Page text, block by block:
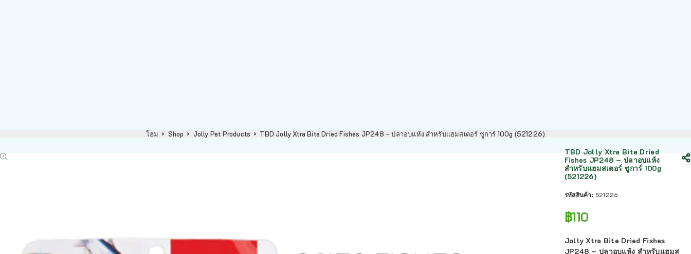
โฮม Shop Jolly Pet Products TBD Jolly Xtra Bite Dried Fishes JP248 – ปลาอบแห้ง สำหรับแฮมสเตอร์ ชูการ์ 100g (521226)
TBD Jolly Xtra Bite Dried
Fishes JP248 – ปลาอบแห้ง
สำหรับแฮมสเตอร์ ชูการ์ 100g
(521226)
รหัสสินค้า: 521226
฿110
Jolly Xtra Bite Dried Fishes
JP248 – ปลาอบแห้ง สำหรับแฮมส